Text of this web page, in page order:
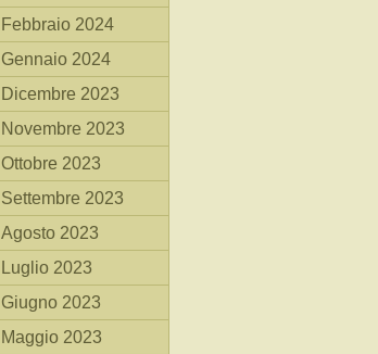
Febbraio 2024
Gennaio 2024
Dicembre 2023
Novembre 2023
Ottobre 2023
Settembre 2023
Agosto 2023
Luglio 2023
Giugno 2023
Maggio 2023